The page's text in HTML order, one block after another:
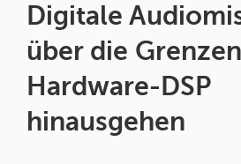
Digitale
über die
Hardware-DSP
hinausgehen